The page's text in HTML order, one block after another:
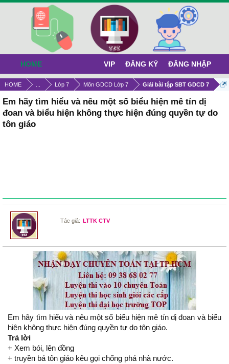
HOME Lớp 7 Môn GDCD Lớp 7 Giải bài tập SBT GDCD 7
Em hãy tìm hiểu và nêu một số biểu hiện mê tín dị
đoan và biểu hiện không thực hiện đúng quyền tự do
tôn giáo
Tác giả: LTTK CTV
Em hãy tìm hiểu và nêu một số biểu hiện mê tín dị đoan và biểu
hiện không thực hiện đúng quyền tự do tôn giáo.
Trả lời
+ Xem bói, lên đồng
+ truyền bá tôn giáo kêu gọi chống phá nhà nước.
HOME VIP ĐĂNG KÝ ĐĂNG NHẬP